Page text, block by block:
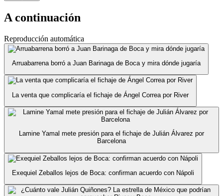
A continuación
Reproducción automática
Arruabarrena borró a Juan Barinaga de Boca y mira dónde jugaría
La venta que complicaría el fichaje de Ángel Correa por River
Lamine Yamal mete presión para el fichaje de Julián Álvarez por
Barcelona
Exequiel Zeballos lejos de Boca: confirman acuerdo con Nápoli